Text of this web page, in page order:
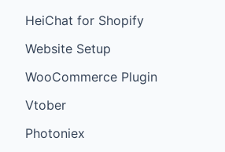
HeiChat for Shopify
Website Setup
WooCommerce Plugin
Vtober
Photoniex